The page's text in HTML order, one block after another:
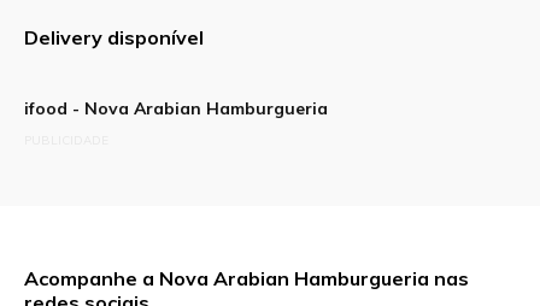
Delivery disponível
ifood - Nova Arabian Hamburgueria
Acompanhe a Nova Arabian Hamburgueria nas